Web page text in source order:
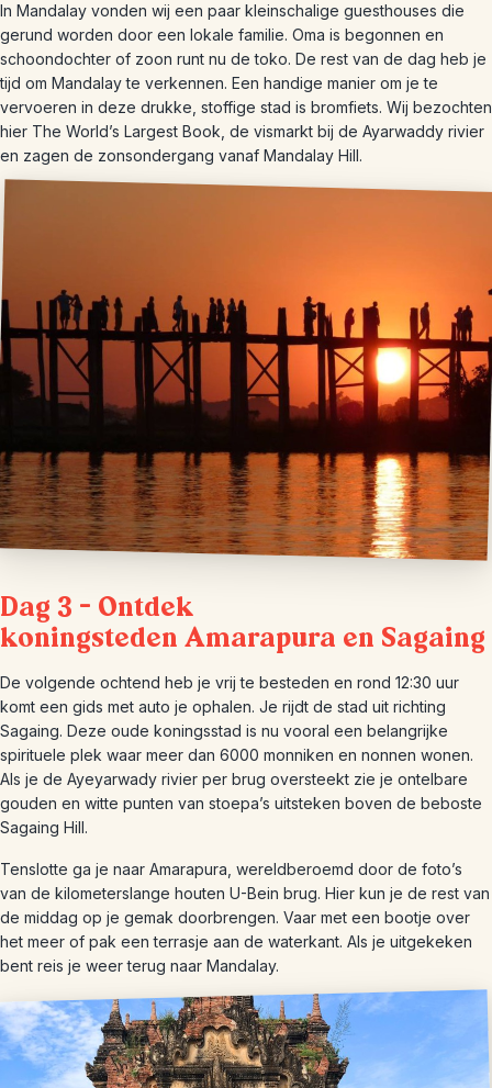
In Mandalay vonden wij een paar kleinschalige guesthouses die
gerund worden door een lokale familie. Oma is begonnen en
schoondochter of zoon runt nu de toko. De rest van de dag heb je
tijd om Mandalay te verkennen. Een handige manier om je te
vervoeren in deze drukke, stoffige stad is bromfiets. Wij bezochten
hier The World’s Largest Book, de vismarkt bij de Ayarwaddy rivier
en zagen de zonsondergang vanaf Mandalay Hill.
Dag 3 – Ontdek
koningsteden Amarapura en Sagaing
De volgende ochtend heb je vrij te besteden en rond 12:30 uur
komt een gids met auto je ophalen. Je rijdt de stad uit richting
Sagaing. Deze oude koningsstad is nu vooral een belangrijke
spirituele plek waar meer dan 6000 monniken en nonnen wonen.
Als je de Ayeyarwady rivier per brug oversteekt zie je ontelbare
gouden en witte punten van stoepa’s uitsteken boven de beboste
Sagaing Hill.
Tenslotte ga je naar Amarapura, wereldberoemd door de foto’s
van de kilometerslange houten U-Bein brug. Hier kun je de rest van
de middag op je gemak doorbrengen. Vaar met een bootje over
het meer of pak een terrasje aan de waterkant. Als je uitgekeken
bent reis je weer terug naar Mandalay.